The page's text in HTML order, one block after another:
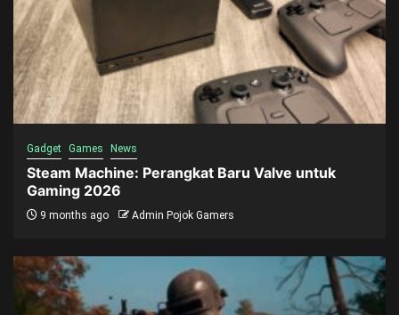
Gadget Games News
Steam Machine: Perangkat Baru Valve untuk
Gaming 2026
9 months ago Admin Pojok Gamers